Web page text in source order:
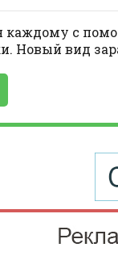
каждому с
Новый вид